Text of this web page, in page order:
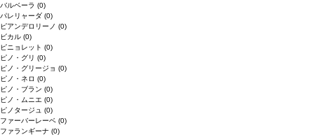
バルベーラ (0)
パレリャーダ (0)
ピアンデロリーノ (0)
ビカル (0)
ピニョレット (0)
ピノ・グリ (0)
ピノ・グリージョ (0)
ピノ・ネロ (0)
ピノ・ブラン (0)
ピノ・ムニエ (0)
ピノタージュ (0)
ファーバーレーベ (0)
ファランギーナ (0)